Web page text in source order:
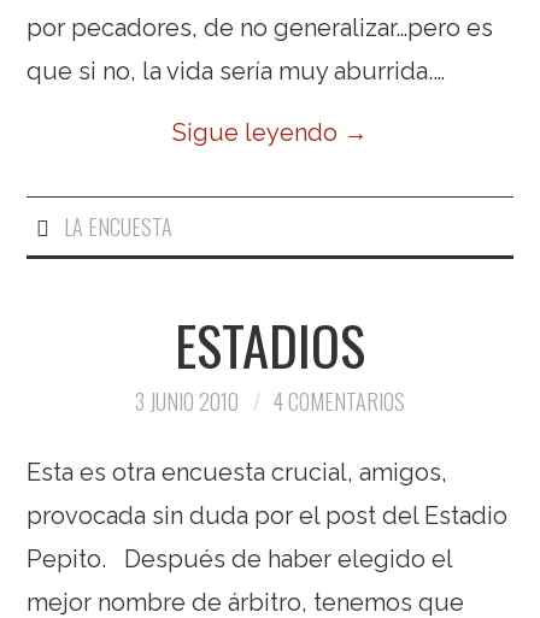
por pecadores, de no generalizar…pero es
que si no, la vida sería muy aburrida.…
Sigue leyendo →
LA ENCUESTA
ESTADIOS
3 JUNIO 2010 4 COMENTARIOS
Esta es otra encuesta crucial, amigos,
provocada sin duda por el post del Estadio
Pepito. Después de haber elegido el
mejor nombre de árbitro, tenemos que